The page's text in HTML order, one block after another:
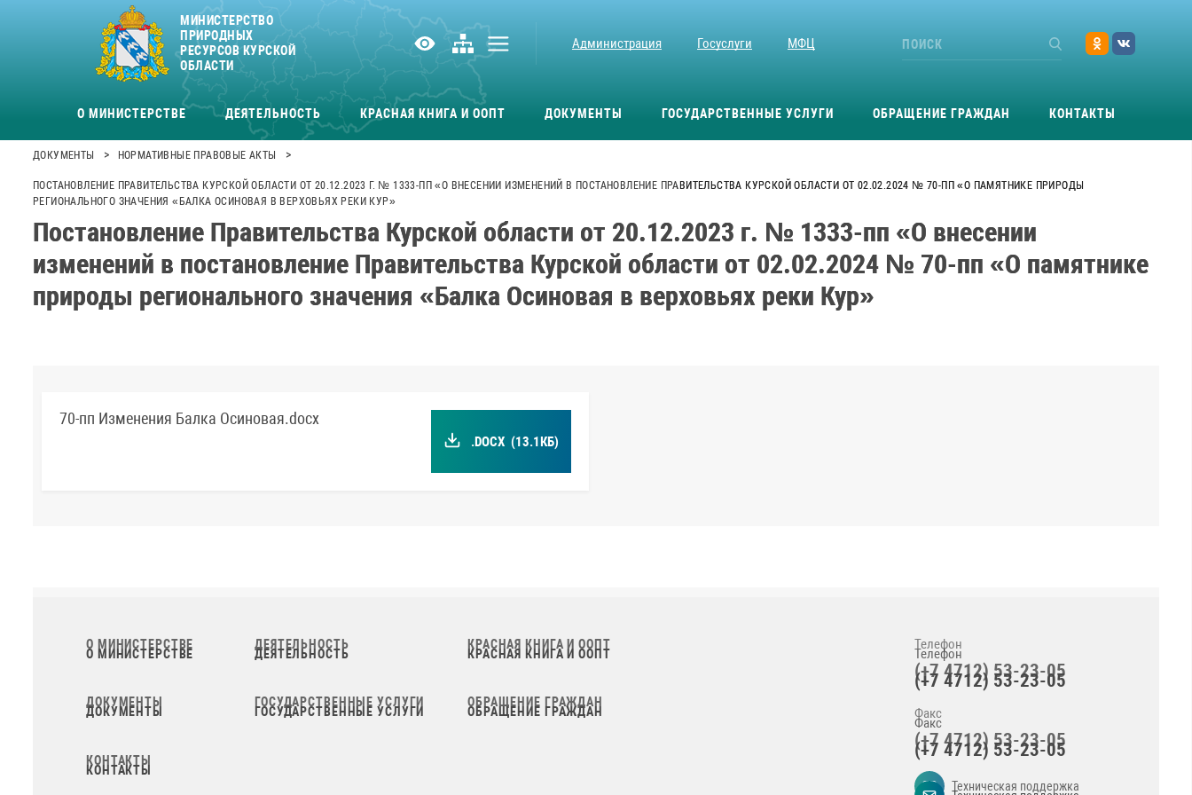
МИНИСТЕРСТВО
ПРИРОДНЫХ
РЕСУРСОВ КУРСКОЙ
ОБЛАСТИ
Администрация Госуслуги МФЦ
О МИНИСТЕРСТВЕ ДЕЯТЕЛЬНОСТЬ КРАСНАЯ КНИГА И ООПТ ДОКУМЕНТЫ ГОСУДАРСТВЕННЫЕ УСЛУГИ ОБРАЩЕНИЕ ГРАЖДАН КОНТАКТЫ
ДОКУМЕНТЫ > НОРМАТИВНЫЕ ПРАВОВЫЕ АКТЫ >
ПОСТАНОВЛЕНИЕ ПРАВИТЕЛЬСТВА КУРСКОЙ ОБЛАСТИ ОТ 20.12.2023 Г. № 1333-ПП «О ВНЕСЕНИИ ИЗМЕНЕНИЙ В ПОСТАНОВЛЕНИЕ ПРАВИТЕЛЬСТВА КУРСКОЙ ОБЛАСТИ ОТ 02.02.2024 № 70-ПП «О ПАМЯТНИКЕ ПРИРОДЫ
РЕГИОНАЛЬНОГО ЗНАЧЕНИЯ «БАЛКА ОСИНОВАЯ В ВЕРХОВЬЯХ РЕКИ КУР»
Постановление Правительства Курской области от 20.12.2023 г. № 1333-пп «О внесении
изменений в постановление Правительства Курской области от 02.02.2024 № 70-пп «О памятнике
природы регионального значения «Балка Осиновая в верховьях реки Кур»
70-пп Изменения Балка Осиновая.docx
.DOCX (13.1КБ)
О МИНИСТЕРСТВЕ ДЕЯТЕЛЬНОСТЬ КРАСНАЯ КНИГА И ООПТ
ДОКУМЕНТЫ ГОСУДАРСТВЕННЫЕ УСЛУГИ ОБРАЩЕНИЕ ГРАЖДАН
КОНТАКТЫ
Телефон
(+7 4712) 53-23-05
Факс
(+7 4712) 53-23-05